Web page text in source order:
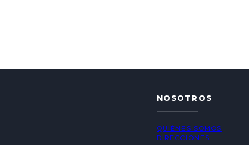
NOSOTROS
QUIÉNES SOMOS
DIRECCIONES